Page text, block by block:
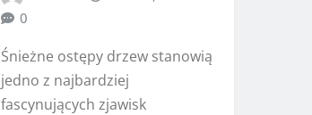
0
Śnieżne ostępy drzew stanowią
jedno z najbardziej
fascynujących zjawisk